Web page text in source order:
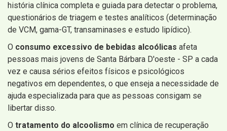
história clínica completa e guiada para detectar o problema,
questionários de triagem e testes analíticos (determinação
de VCM, gama-GT, transaminases e estudo lipídico).
O consumo excessivo de bebidas alcoólicas afeta
pessoas mais jovens de Santa Bárbara D'oeste - SP a cada
vez e causa sérios efeitos físicos e psicológicos
negativos em dependentes, o que enseja a necessidade de
ajuda especializada para que as pessoas consigam se
libertar disso.
O tratamento do alcoolismo em clínica de recuperação